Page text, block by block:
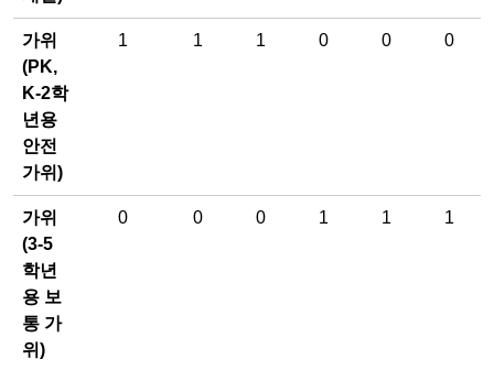
가위
(PK,
K-2학
년용
안전
가위)
1 1 1 0 0 0
가위
(3-5
학년
용 보
통 가
위)
0 0 0 1 1 1